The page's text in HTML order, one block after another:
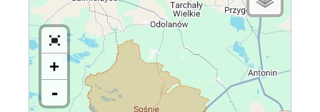
+
-